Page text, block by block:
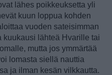
lähes poikkeuksetta yli
kuun loppua kohden
vuoden sateisimman
kuukausi lähteä Hvarille tai
mutta jos ymmärtää
lomasta siellä nauttia
ja ilman kesän vilkkautta.